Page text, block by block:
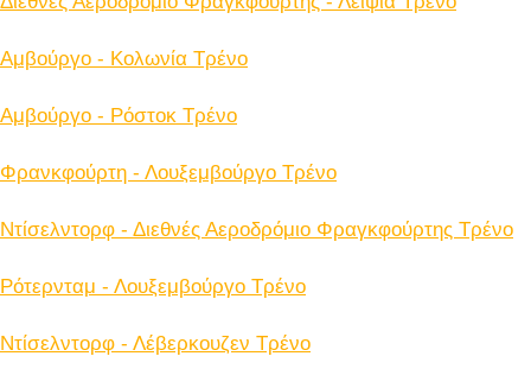
Αμβούργο - Κολωνία Tρένο
Αμβούργο - Ρόστοκ Tρένο
Φρανκφούρτη - Λουξεμβούργο Tρένο
Ντίσελντορφ - Διεθνές Αεροδρόμιο Φραγκφούρτης Tρένο
Ρότερνταμ - Λουξεμβούργο Tρένο
Ντίσελντορφ - Λέβερκουζεν Tρένο